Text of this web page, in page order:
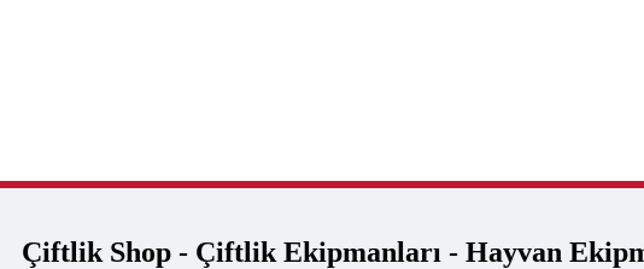
Çiftlik Shop - Çiftlik Ekipmanları - Hayvan